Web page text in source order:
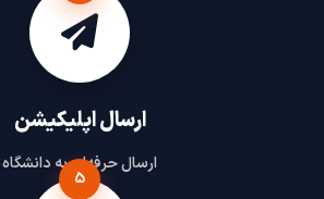
ارسال اپلیکیشن
ارسال حرفه‌ای به دانشگاه
5